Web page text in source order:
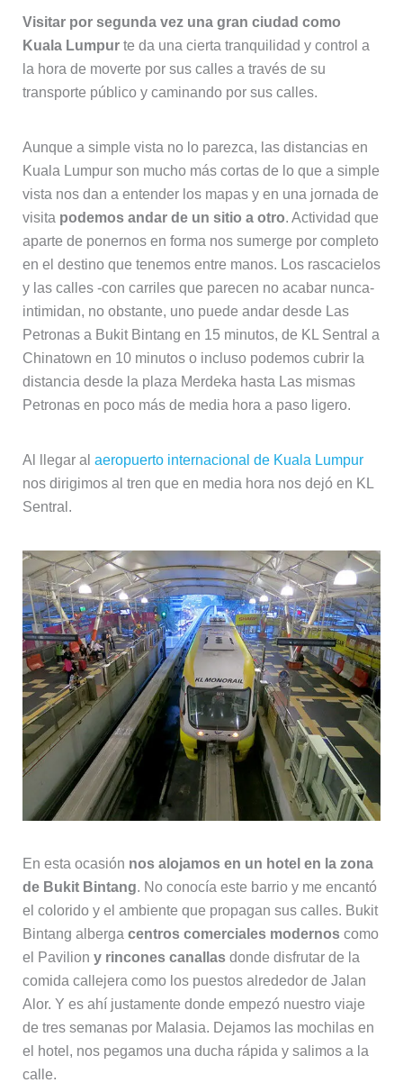
Visitar por segunda vez una gran ciudad como
Kuala Lumpurte da una cierta tranquilidad y control a
la hora de moverte por sus calles a través de su
transporte público y caminando por sus calles.
Aunque a simple vista no lo parezca, las distancias en
Kuala Lumpur son mucho más cortas de lo que a simple
vista nos dan a entender los mapas y en una jornada de
visita podemos andar de un sitio a otro. Actividad que
aparte de ponernos en forma nos sumerge por completo
en el destino que tenemos entre manos. Los rascacielos
y las calles -con carriles que parecen no acabar nunca-
intimidan, no obstante, uno puede andar desde Las
Petronas a Bukit Bintang en 15 minutos, de KL Sentral a
Chinatown en 10 minutos o incluso podemos cubrir la
distancia desde la plaza Merdeka hasta Las mismas
Petronas en poco más de media hora a paso ligero.
Al llegar al aeropuerto internacional de Kuala Lumpur
nos dirigimos al tren que en media hora nos dejó en KL
Sentral.
En esta ocasión nos alojamos en un hotel en la zona
de Bukit Bintang. No conocía este barrio y me encantó
el colorido y el ambiente que propagan sus calles. Bukit
Bintang alberga centros comerciales modernoscomo
el Pavilion y rincones canallasdonde disfrutar de la
comida callejera como los puestos alrededor de Jalan
Alor. Y es ahí justamente donde empezó nuestro viaje
de tres semanas por Malasia. Dejamos las mochilas en
el hotel, nos pegamos una ducha rápida y salimos a la
calle.